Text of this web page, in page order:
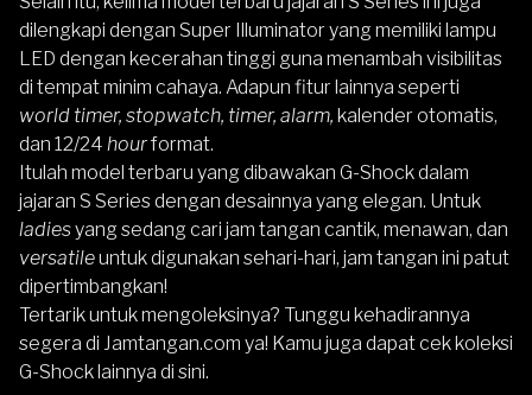
dilengkapi dengan Super Illuminator yang memiliki lampu
LED dengan kecerahan tinggi guna menambah visibilitas
di tempat minim cahaya. Adapun fitur lainnya seperti
world timer, stopwatch, timer, alarm, kalender otomatis,
dan 12/24 hourformat.
Itulah model terbaru yang dibawakan G-Shock dalam
jajaran S Series dengan desainnya yang elegan. Untuk
ladiesyang sedang cari jam tangan cantik, menawan, dan
versatileuntuk digunakan sehari-hari, jam tangan ini patut
dipertimbangkan!
Tertarik untuk mengoleksinya? Tunggu kehadirannya
segera di Jamtangan.com ya! Kamu juga dapatcek koleksi
G-Shock lainnya di sini.